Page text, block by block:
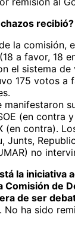
recibió?
la comisión,
a favor, 18
el sistema
175 votos a
manifestaron
(en contra
(en contra).
Junts,
no
la iniciativa
Comisión de
de ser
. No ha sido